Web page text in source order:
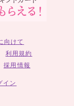
向けて
利用規約
採用情報
イン